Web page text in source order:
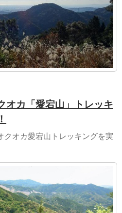
オカ「愛宕山」トレッキ
クオカ愛宕山トレッキングを実